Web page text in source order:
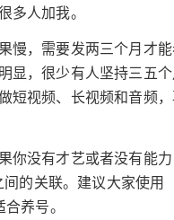
人加我。
慢，需要发两三个月才
显，很少有人坚持三五
短视频、长视频和音频
你没有才艺或者没有能
的关联。建议大家使用
养号。